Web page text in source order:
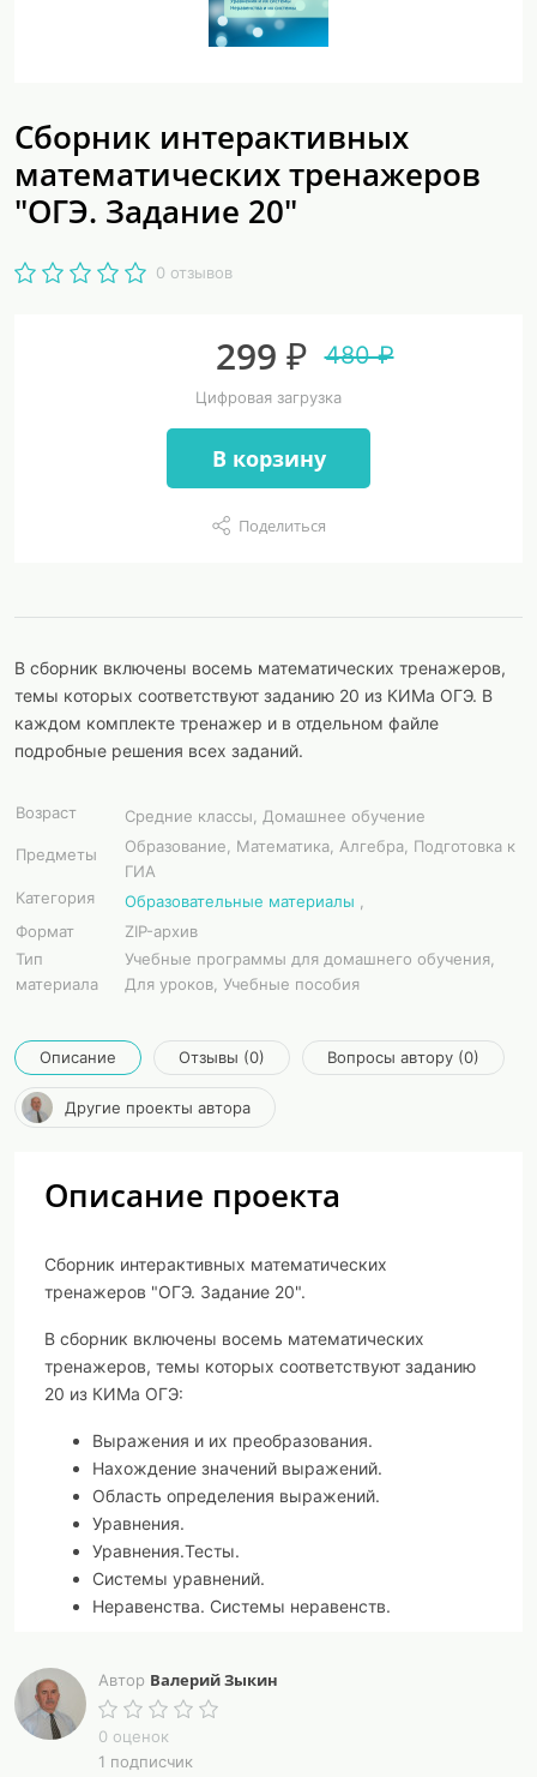
Сборник интерактивных
математических тренажеров
"ОГЭ. Задание 20"
0 отзывов
299 ₽ 480 ₽
Цифровая загрузка
В корзину
Поделиться
В сборник включены восемь математических тренажеров,
темы которых соответствуют заданию 20 из КИМа ОГЭ. В
каждом комплекте тренажер и в отдельном файле
подробные решения всех заданий.
Возраст
Средние классы, Домашнее обучение
Предметы
Образование, Математика, Алгебра, Подготовка к
ГИА
Категория
Образовательные материалы
Формат
ZIP-архив
Тип
материала
Учебные программы для домашнего обучения,
Для уроков, Учебные пособия
Описание Отзывы (0) Вопросы автору (0)
Другие проекты автора
Описание проекта
Сборник интерактивных математических
тренажеров "ОГЭ. Задание 20".
В сборник включены восемь математических
тренажеров, темы которых соответствуют заданию
20 из КИМа ОГЭ:
Выражения и их преобразования.
Нахождение значений выражений.
Область определения выражений.
Уравнения.
Уравнения.Тесты.
Системы уравнений.
Неравенства. Системы неравенств.
различны по типу.
Одни из них выполнены в виде интерактивных
тестов, в каждом из которых пять вариантов, в
Автор Валерий Зыкин
0 оценок
1 подписчик